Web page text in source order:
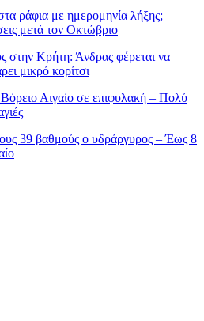
ράφια με ημερομηνία λήξης;
μετά τον Οκτώβριο
στην Κρήτη: Άνδρας φέρεται να
μικρό κορίτσι
Αιγαίο σε επιφυλακή – Πολύ
39 βαθμούς ο υδράργυρος – Έως 8